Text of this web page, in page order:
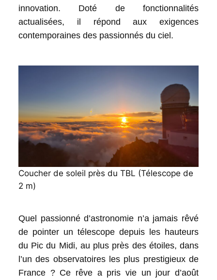
innovation. Doté de fonctionnalités
actualisées, il répond aux exigences
contemporaines des passionnés du ciel.
Coucher de soleil près du TBL (Télescope de
2 m)
Quel passionné d’astronomie n’a jamais rêvé
de pointer un télescope depuis les hauteurs
du Pic du Midi, au plus près des étoiles, dans
l’un des observatoires les plus prestigieux de
France ? Ce rêve a pris vie un jour d’août